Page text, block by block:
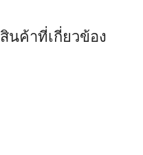
สินค้าที่เกี่ยวข้อง